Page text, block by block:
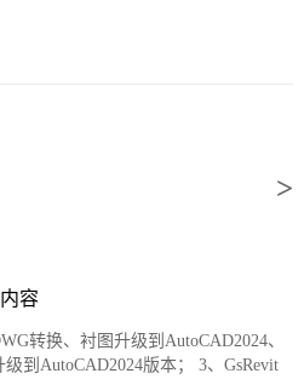
容
转换、衬图升级到AutoCAD2024、
到AutoCAD2024版本； 3、GsRevit
>